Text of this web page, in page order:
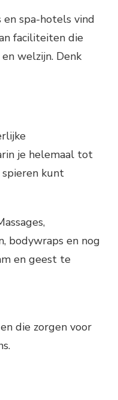
en spa-hotels vind
faciliteiten die
welzijn. Denk
je helemaal tot
kunt
bodywraps en nog
en geest te
die zorgen voor